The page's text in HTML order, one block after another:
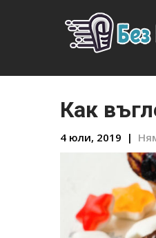
Как
4 юли, 2019 |